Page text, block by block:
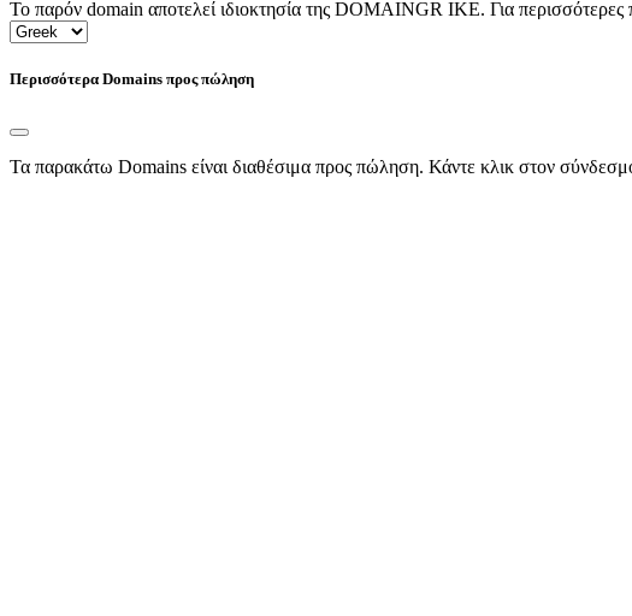
Το παρόν domain αποτελεί ιδιοκτησία της DOMAINGR ΙΚΕ. Για
Περισσότερα Domains προς πώληση
Τα παρακάτω Domains είναι διαθέσιμα προς πώληση. Κάντε κλικ στον